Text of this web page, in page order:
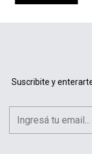
Suscribite y